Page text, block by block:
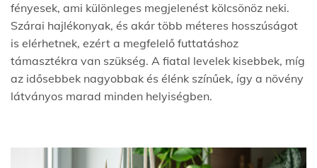
fényesek, ami különleges megjelenést kölcsönöz neki.
Szárai hajlékonyak, és akár több méteres hosszúságot
is elérhetnek, ezért a megfelelő futtatáshoz
támasztékra van szükség. A fiatal levelek kisebbek, míg
az idősebbek nagyobbak és élénk színűek, így a növény
látványos marad minden helyiségben.